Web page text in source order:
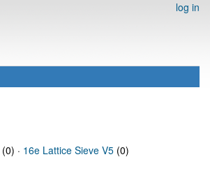
log in
(0) · 16e Lattice Sieve V5 (0)